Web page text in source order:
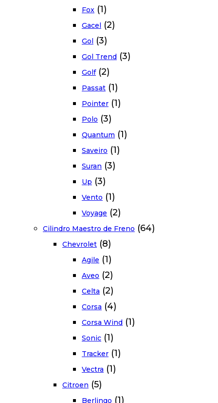
Fox (1)
Gacel (2)
Gol (3)
Gol Trend (3)
Golf (2)
Passat (1)
Pointer (1)
Polo (3)
Quantum (1)
Saveiro (1)
Suran (3)
Up (3)
Vento (1)
Voyage (2)
Cilindro Maestro de Freno (64)
Chevrolet (8)
Agile (1)
Aveo (2)
Celta (2)
Corsa (4)
Corsa Wind (1)
Sonic (1)
Tracker (1)
Vectra (1)
Citroen (5)
Berlingo (1)